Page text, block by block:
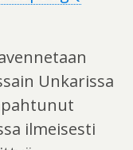
Unkarissa
ilmeisesti